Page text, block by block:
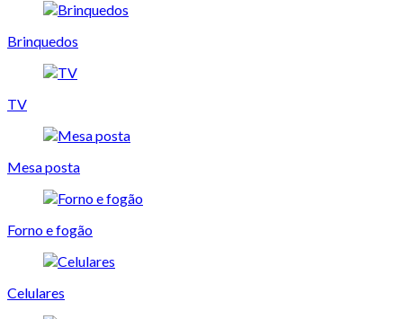
Brinquedos
TV
Mesa posta
Forno e fogão
Celulares